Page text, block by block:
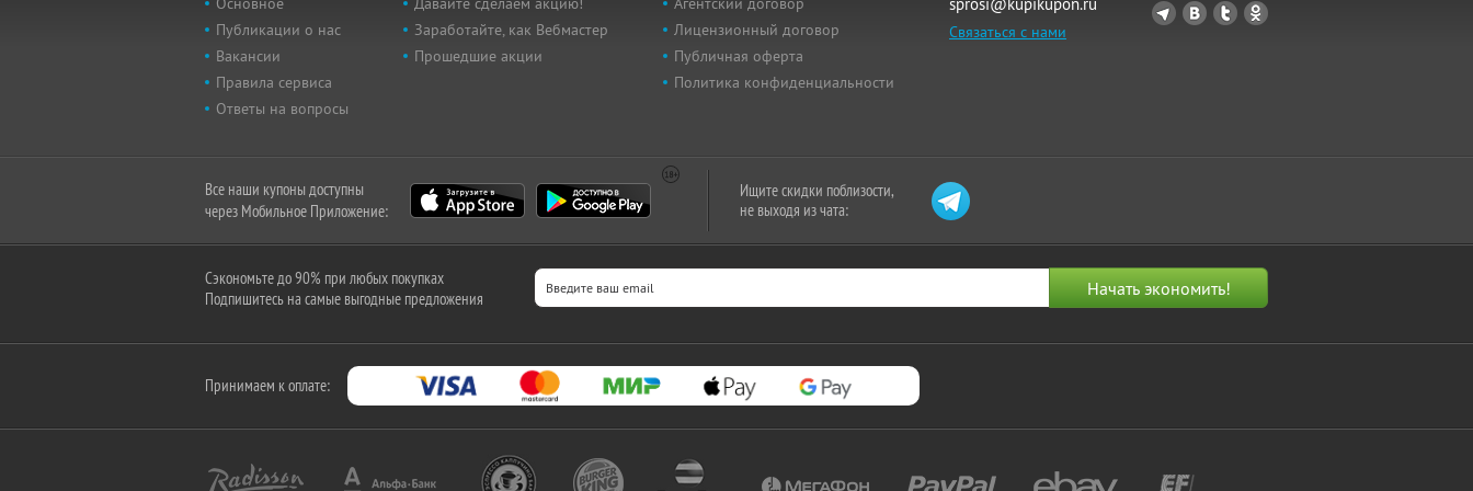
Публикации о нас
Вакансии
Правила сервиса
Ответы на вопросы
Заработайте, как Вебмастер
Прошедшие акции
Лицензионный договор
Публичная оферта
Политика конфиденциальности
Связаться с нами
Все наши купоны доступны
через Мобильное Приложение:
Ищите скидки поблизости,
не выходя из чата:
Сэкономьте до 90% при любых покупках
Подпишитесь на самые выгодные предложения
Принимаем к оплате: